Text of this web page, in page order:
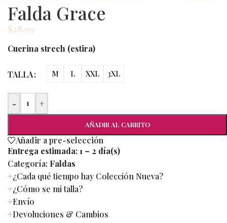
Falda Grace
$28.99
Cuerina strech (estira)
TALLA M L XXL 3XL
- +
AÑADIR AL CARRITO
Añadir a pre-selección
Entrega estimada:1 – 2 día(s)
Categoría: Faldas
¿Cada qué tiempo hay Colección Nueva?
¿Cómo se mi talla?
Envío
Devoluciones & Cambios